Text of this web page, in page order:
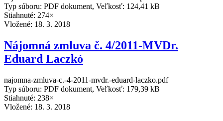
Typ súboru: PDF dokument, Veľkosť: 124,41 kB
Stiahnuté: 274×
Vložené: 18. 3. 2018
Nájomná zmluva č. 4/2011-MVDr.
Eduard Laczkó
najomna-zmluva-c.-4-2011-mvdr.-eduard-laczko.pdf
Typ súboru: PDF dokument, Veľkosť: 179,39 kB
Stiahnuté: 238×
Vložené: 18. 3. 2018